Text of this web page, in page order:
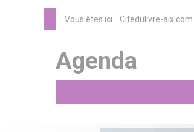
Vous êtes ici : Citedulivre-aix.com
Agenda